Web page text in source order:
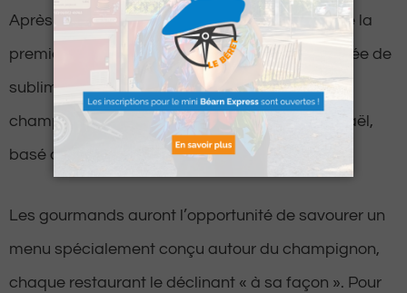
Après avoir mis en avant le haricot maïs lors de la
première édition, les Chefs ont choisi cette année de
sublimer un produit local d’exception : le
champignon, cultivé à l’ESAT ASEI Saint-Raphaël,
basé à Madiran.
Les gourmands auront l’opportunité de savourer un
menu spécialement conçu autour du champignon,
chaque restaurant le déclinant « à sa façon ». Pour